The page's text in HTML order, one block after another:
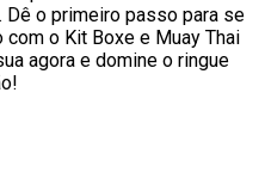
Dê o primeiro passo para se
o Kit Boxe e Muay Thai
agora e domine o ringue